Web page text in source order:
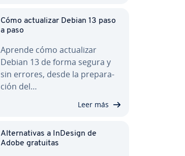
Cómo ac­tua­li­zar Debian 13 paso
a paso
Aprende cómo ac­tua­li­zar
Debian 13 de forma segura y
sin errores, desde la pre­pa­ra­
ción del…
Leer más
Al­te­r­na­ti­vas a InDesign de
Adobe gratuitas